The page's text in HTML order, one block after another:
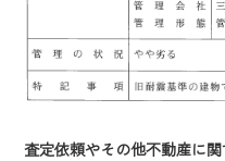
査定依頼やその他不動産に